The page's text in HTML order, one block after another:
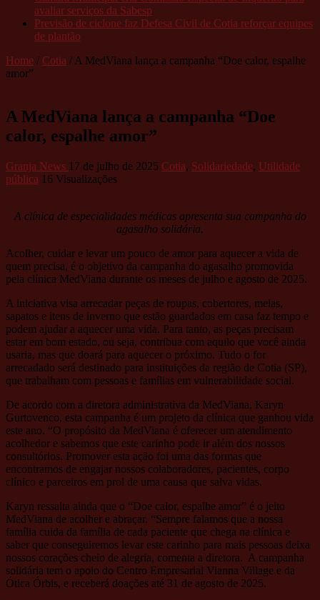
avaliar serviços da Sabesp
Previsão de ciclone faz Defesa Civil de Cotia reforçar equipes
de plantão
Home / Cotia / A MedViana lança a campanha “Doe calor, espalhe
amor”
A MedViana lança a campanha “Doe
calor, espalhe amor”
Granja News 17 de julho de 2025 Cotia, Solidariedade, Utilidade
pública 16 Visualizações
A clínica de especialidades médicas apresenta sua campanha do
agasalho solidária.
Acolher, cuidar e levar um pouco de amor para aquecer a vida de
quem precisa, é o objetivo da campanha do agasalho promovida
pela clínica MedViana durante os meses de julho e agosto de 2025.
A iniciativa visa arrecadar peças de roupas, cobertores, meias,
sapatos e itens de inverno que estão guardados em casa faz tempo e
podem ajudar a aquecer uma vida. Para tanto, as peças precisam
estar em bom estado, ou seja, contribua com aquilo que você ainda
usaria, mas que doará para aquecer o próximo. Tudo o for
arrecadado será destinado para instituições da região de Cotia (SP),
que trabalham com pessoas e famílias em vulnerabilidade social.
De acordo com a diretora administrativa da MedViana, Karyn
Gurtovenco, esta campanha é um projeto da clínica que ganhou vida
este ano. “O propósito da MedViana é oferecer um atendimento
acolhedor e sabemos que este carinho pode ir além dos nossos
consultórios. Promover esta ação foi uma das formas que
encontramos de engajar nossos colaboradores, pacientes, corpo
clínico e parceiros em prol de uma causa que salva vidas.
Karyn ressalta ainda que o “Doe calor, espalhe amor” é o jeito
MedViana de acolher e abraçar. “Sempre falamos que a nossa
família cuida da família de cada paciente que chega na clínica e
saber que conseguiremos levar este carinho para mais pessoas deixa
nossos corações cheio de alegria, comenta a diretora. A campanha
solidária tem o apoio do Centro Empresarial Vianna Village e da
Ótica Órbis, e receberá doações até 31 de agosto de 2025.